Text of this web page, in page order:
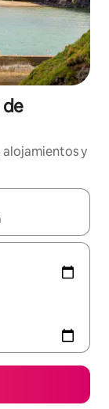
alojamientos y
con las